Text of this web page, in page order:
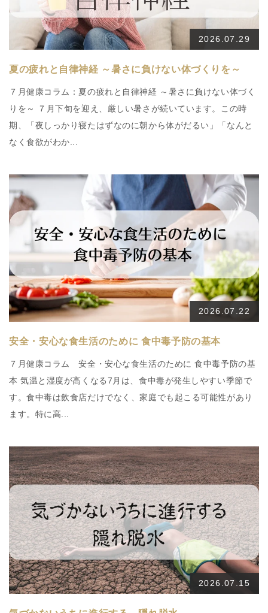
2026.07.29
夏の疲れと自律神経 ～暑さに負けない体づくりを～
７月健康コラム：夏の疲れと自律神経 ～暑さに負けない体づく
りを～ ７月下旬を迎え、厳しい暑さが続いています。この時
期、「夜しっかり寝たはずなのに朝から体がだるい」「なんと
なく食欲がわか...
2026.07.22
安全・安心な食生活のために 食中毒予防の基本
７月健康コラム 安全・安心な食生活のために 食中毒予防の基
本 気温と湿度が高くなる7月は、食中毒が発生しやすい季節で
す。食中毒は飲食店だけでなく、家庭でも起こる可能性があり
ます。特に高...
2026.07.15